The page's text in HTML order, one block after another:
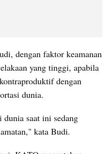
dengan faktor keamanan
yang tinggi, apabila
dengan
dunia.
dunia saat ini sedang
kata Budi.